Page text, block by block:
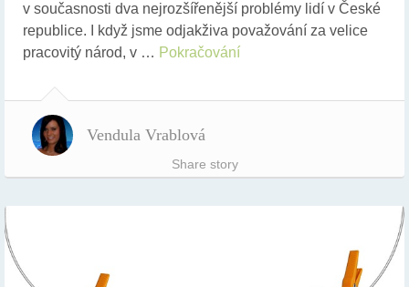
v současnosti dva nejrozšířenější problémy lidí v České
republice. I když jsme odjakživa považování za velice
pracovitý národ, v … Pokračování
Vendula Vrablová
Share story